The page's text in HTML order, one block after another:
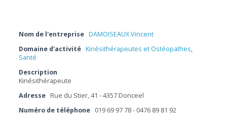
Nom de l'entreprise DAMOISEAUX Vincent
Domaine d'activité Kinésithérapeutes et Ostéopathes,
Santé
Description
Kinésithérapeute
Adresse Rue du Stier, 41 - 4357 Donceel
Numéro de téléphone 019 69 97 78 - 0476 89 81 92